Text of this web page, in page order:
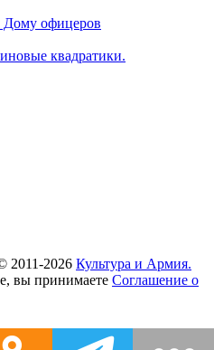
Дому офицеров
квадратики.
2011-2026 Культура и Армия.
вы принимаете Соглашение о